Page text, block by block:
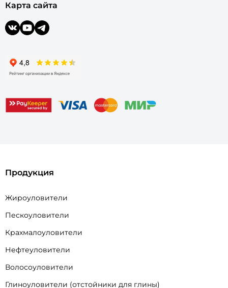
Карта сайта
Продукция
Жироуловители
Пескоуловители
Крахмалоуловители
Нефтеуловители
Волосоуловители
Глиноуловители (отстойники для глины)